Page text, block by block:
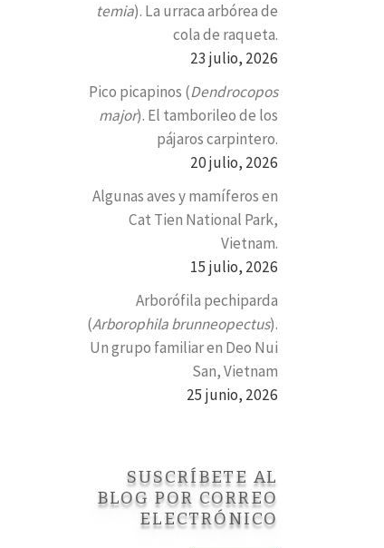
temia). La urraca arbórea de
cola de raqueta.
23 julio, 2026
Pico picapinos (Dendrocopos
major). El tamborileo de los
pájaros carpintero.
20 julio, 2026
Algunas aves y mamíferos en
Cat Tien National Park,
Vietnam.
15 julio, 2026
Arborófila pechiparda
(Arborophila brunneopectus).
Un grupo familiar en Deo Nui
San, Vietnam
25 junio, 2026
SUSCRÍBETE AL
BLOG POR CORREO
ELECTRÓNICO